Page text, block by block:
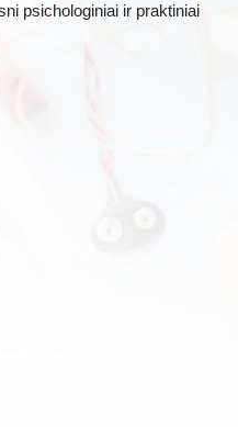
psichologiniai ir praktiniai